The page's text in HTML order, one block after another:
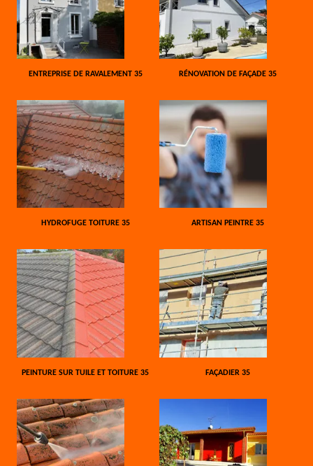
ENTREPRISE DE RAVALEMENT 35 RÉNOVATION DE FAÇADE 35
HYDROFUGE TOITURE 35 ARTISAN PEINTRE 35
PEINTURE SUR TUILE ET TOITURE 35 FAÇADIER 35